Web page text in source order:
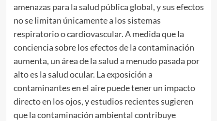
amenazas para la salud pública global, y sus efectos
no se limitan únicamente a los sistemas
respiratorio o cardiovascular. A medida que la
conciencia sobre los efectos de la contaminación
aumenta, un área de la salud a menudo pasada por
alto es la salud ocular. La exposición a
contaminantes en el aire puede tener un impacto
directo en los ojos, y estudios recientes sugieren
que la contaminación ambiental contribuye